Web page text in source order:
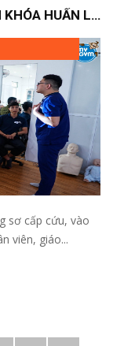
MY GYM VIỆT NAM HOÀN THÀNH KHÓA HUẤN LUYỆN SƠ...
sơ cấp cứu, vào
viên, giáo...